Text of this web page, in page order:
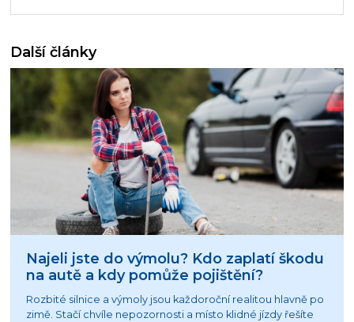
Další články
Najeli jste do výmolu? Kdo zaplatí škodu
na autě a kdy pomůže pojištění?
Rozbité silnice a výmoly jsou každoroční realitou hlavně po
zimě. Stačí chvíle nepozornosti a místo klidné jízdy řešíte